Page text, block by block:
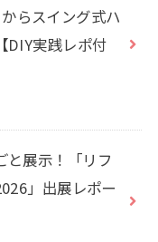
らスイング式ハ
DIY実践レポ付
と展示！「リフ
」出展レポー